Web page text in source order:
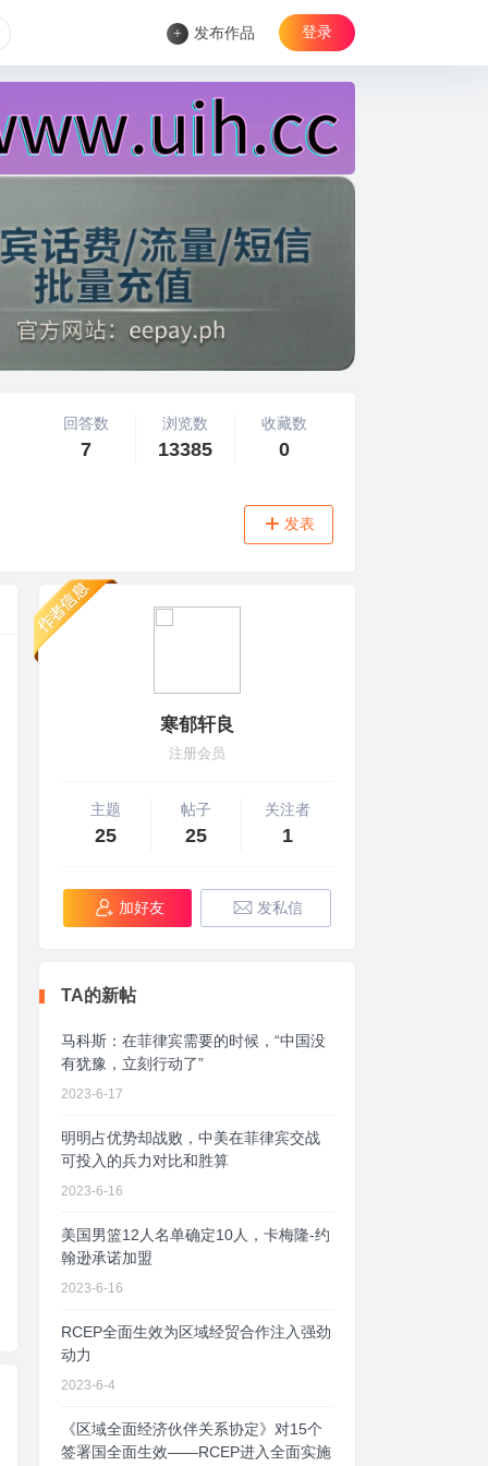
+ 发布作品 登录
回答数
7
浏览数
13385
收藏数
0
发表
寒郁轩良
注册会员
主题
25
帖子
25
关注者
1
加好友 发私信
TA的新帖
马科斯：在菲律宾需要的时候，“中国没
有犹豫，立刻行动了”
2023-6-17
明明占优势却战败，中美在菲律宾交战
可投入的兵力对比和胜算
2023-6-16
美国男篮12人名单确定10人，卡梅隆-约
翰逊承诺加盟
2023-6-16
RCEP全面生效为区域经贸合作注入强劲
动力
2023-6-4
《区域全面经济伙伴关系协定》对15个
签署国全面生效——RCEP进入全面实施